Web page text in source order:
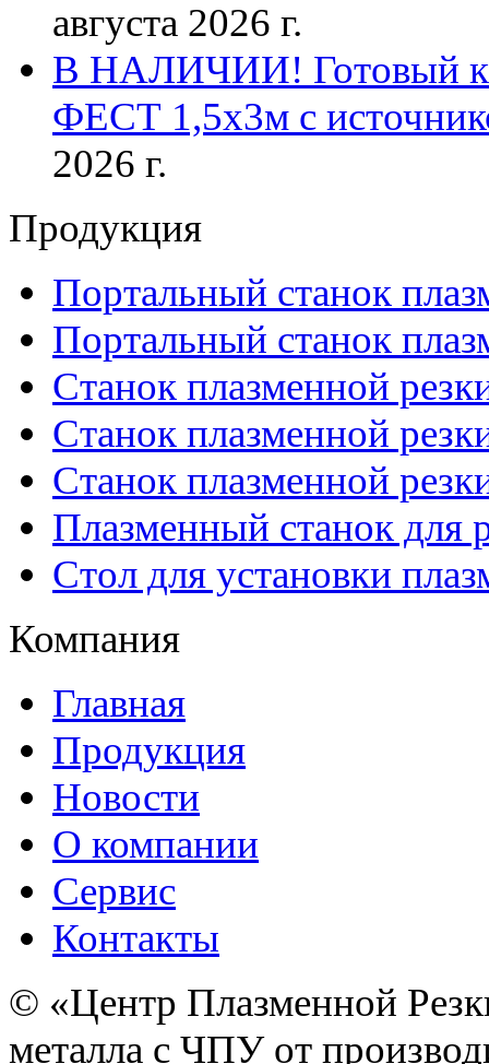
августа 2026 г.
В НАЛИЧИИ! Готовый к
ФЕСТ 1,5х3м с
2026 г.
Продукция
Портальный станок
Портальный станок
Станок плазменной
Станок плазменной
Станок плазменной
Плазменный станок для
Стол для установки
Компания
Главная
Продукция
Новости
О компании
Сервис
Контакты
© «Центр Плазменной
металла с ЧПУ от